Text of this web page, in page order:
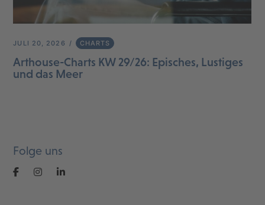
JULI 20, 2026 CHARTS
Arthouse-Charts KW 29/26: Episches, Lustiges
und das Meer
Folge uns